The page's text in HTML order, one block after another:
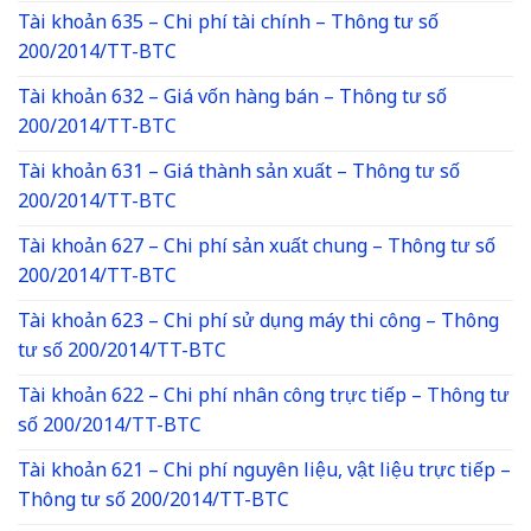
Tài khoản 635 – Chi phí tài chính – Thông tư số
200/2014/TT-BTC
Tài khoản 632 – Giá vốn hàng bán – Thông tư số
200/2014/TT-BTC
Tài khoản 631 – Giá thành sản xuất – Thông tư số
200/2014/TT-BTC
Tài khoản 627 – Chi phí sản xuất chung – Thông tư số
200/2014/TT-BTC
Tài khoản 623 – Chi phí sử dụng máy thi công – Thông
tư số 200/2014/TT-BTC
Tài khoản 622 – Chi phí nhân công trực tiếp – Thông tư
số 200/2014/TT-BTC
Tài khoản 621 – Chi phí nguyên liệu, vật liệu trực tiếp –
Thông tư số 200/2014/TT-BTC